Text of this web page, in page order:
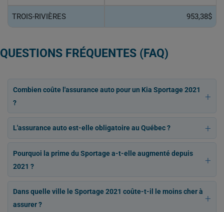
TROIS-RIVIÈRES 953,38$
QUESTIONS FRÉQUENTES (FAQ)
Combien coûte l'assurance auto pour un Kia Sportage 2021
?
L'assurance auto est-elle obligatoire au Québec ?
Pourquoi la prime du Sportage a-t-elle augmenté depuis
2021 ?
Dans quelle ville le Sportage 2021 coûte-t-il le moins cher à
assurer ?